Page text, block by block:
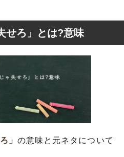
失せろ」とは?意味
せろ」とは?意味
」 の意味と元ネタについて